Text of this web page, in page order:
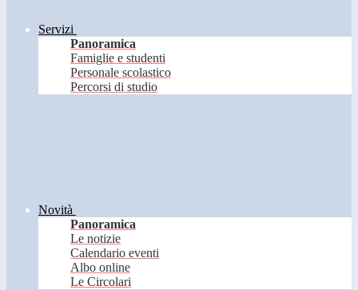
Servizi
Panoramica
Famiglie e studenti
Personale scolastico
Percorsi di studio
Novità
Panoramica
Le notizie
Calendario eventi
Albo online
Le Circolari